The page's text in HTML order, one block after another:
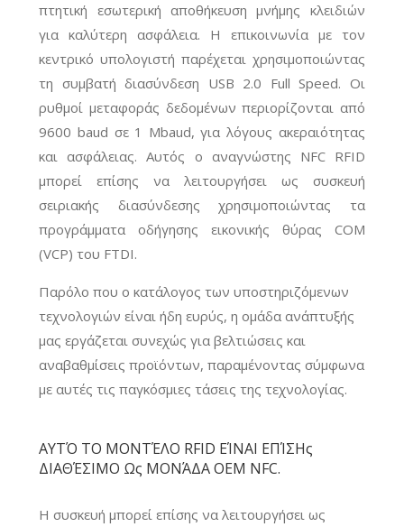
πτητική εσωτερική αποθήκευση μνήμης κλειδιών
για καλύτερη ασφάλεια. Η επικοινωνία με τον
κεντρικό υπολογιστή παρέχεται χρησιμοποιώντας
τη συμβατή διασύνδεση USB 2.0 Full Speed. Οι
ρυθμοί μεταφοράς δεδομένων περιορίζονται από
9600 baud σε 1 Mbaud, για λόγους ακεραιότητας
και ασφάλειας. Αυτός ο αναγνώστης NFC RFID
μπορεί επίσης να λειτουργήσει ως συσκευή
σειριακής διασύνδεσης χρησιμοποιώντας τα
προγράμματα οδήγησης εικονικής θύρας COM
(VCP) του FTDI.
Παρόλο που ο κατάλογος των υποστηριζόμενων
τεχνολογιών είναι ήδη ευρύς, η ομάδα ανάπτυξής
μας εργάζεται συνεχώς για βελτιώσεις και
αναβαθμίσεις προϊόντων, παραμένοντας σύμφωνα
με αυτές τις παγκόσμιες τάσεις της τεχνολογίας.
ΑΥΤΌ ΤΟ ΜΟΝΤΈΛΟ RFID ΕΊΝΑΙ ΕΠΊΣΗς
ΔΙΑΘΈΣΙΜΟ Ως ΜΟΝΆΔΑ OEM NFC.
Η συσκευή μπορεί επίσης να λειτουργήσει ως